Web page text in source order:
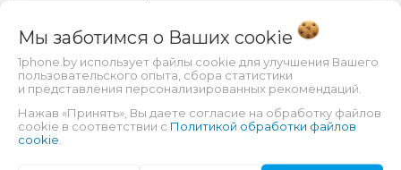
Вид устройства
Ударопрочный
корпус
Нет
Пыле- и
влагозащита
Нет
Мы заботимся о Ваших cookie
1phone.by использует файлы cookie для улучшения Вашего
пользовательского опыта, сбора статистики
и представления персонализированных рекомендаций.
Нажав «Принять», Вы даете согласие на обработку файлов
cookie в соответствии с Политикой обработки файлов
cookie